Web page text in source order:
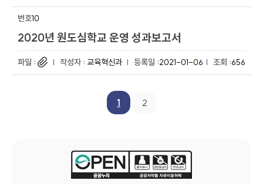
10
2020년 원도심학교 운영 성과보고서
교육혁신과 2021-01-06 656
1 2